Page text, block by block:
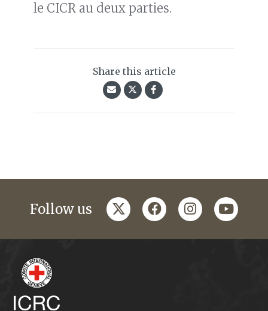
le CICR au deux parties.
Share this article
Follow us twitterfacebookinstagramyoutube